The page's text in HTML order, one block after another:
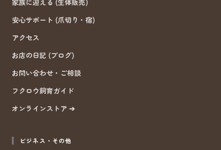
安心サポート (爪切り・宿)
アクセス
お店の日記 (ブログ)
お問い合わせ・ご相談
フクロウ飼育ガイド
オンラインストア ➔
ビジネス・その他